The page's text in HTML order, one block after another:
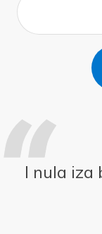
I nula iza